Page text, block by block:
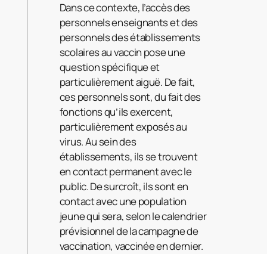
Dans ce contexte, l’accès des
personnels enseignants et des
personnels des établissements
scolaires au vaccin pose une
question spécifique et
particulièrement aiguë. De fait,
ces personnels sont, du fait des
fonctions qu’ils exercent,
particulièrement exposés au
virus. Au sein des
établissements, ils se trouvent
en contact permanent avec le
public. De surcroît, ils sont en
contact avec une population
jeune qui sera, selon le calendrier
prévisionnel de la campagne de
vaccination, vaccinée en dernier.